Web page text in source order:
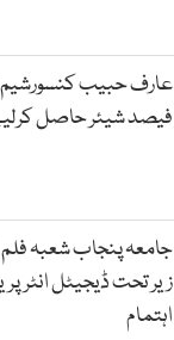
فیصد شیئر حاصل
جامعہ پنجاب شعبہ
زیر تحت ڈیجیٹل
اہتمام